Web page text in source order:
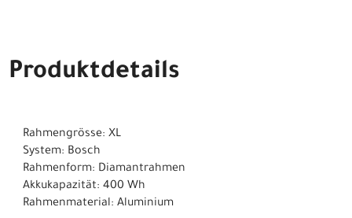
Produktdetails
Rahmengrösse: XL
System: Bosch
Rahmenform: Diamantrahmen
Akkukapazität: 400 Wh
Rahmenmaterial: Aluminium